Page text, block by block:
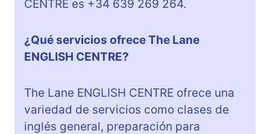
CENTRE es +34 639 269 264.
¿Qué servicios ofrece The Lane
ENGLISH CENTRE?
The Lane ENGLISH CENTRE ofrece una
variedad de servicios como clases de
inglés general, preparación para